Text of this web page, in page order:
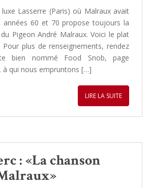
Lasserre (Paris) où Malraux avait
années 60 et 70 propose toujours la
Pigeon André Malraux. Voici le plat
plus de renseignements, rendez
bien nommé Food Snob, page
à qui nous empruntons […]
LIRE LA SUITE
: «La chanson